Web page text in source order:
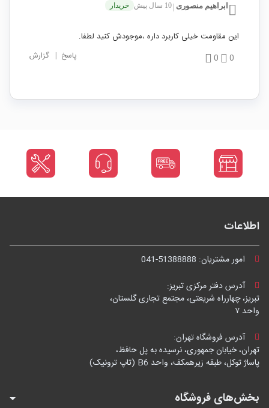
ابراهیم منصوری 10 سال پیش خریدار
این مقاومت خیلی کاربرد داره ،موجودش کنید لطفا.
0
0 پاسخ | گزارش
اطلاعات
امور مشتریان: 041-51388888
آدرس دفتر مرکزی تبریز:
تبریز، چهارراه شریعتی، مجتمع تجاری گلستان،
واحد ۷
آدرس فروشگاه تهران:
تهران، خیابان جمهوری، نرسیده به پل حافظ،
پاساژ توکل، طبقه زیرهمکف، واحد B6 (تاپ ترونیک)
بخش‌های فروشگاه